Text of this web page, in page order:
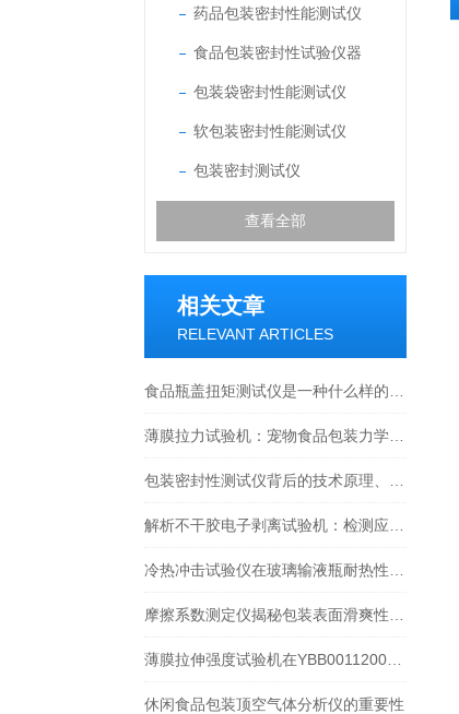
药品包装密封性能测试仪
食品包装密封性试验仪器
包装袋密封性能测试仪
软包装密封性能测试仪
包装密封测试仪
查看全部
相关文章
RELEVANT ARTICLES
休闲食品包装顶空气体分析仪的重要性